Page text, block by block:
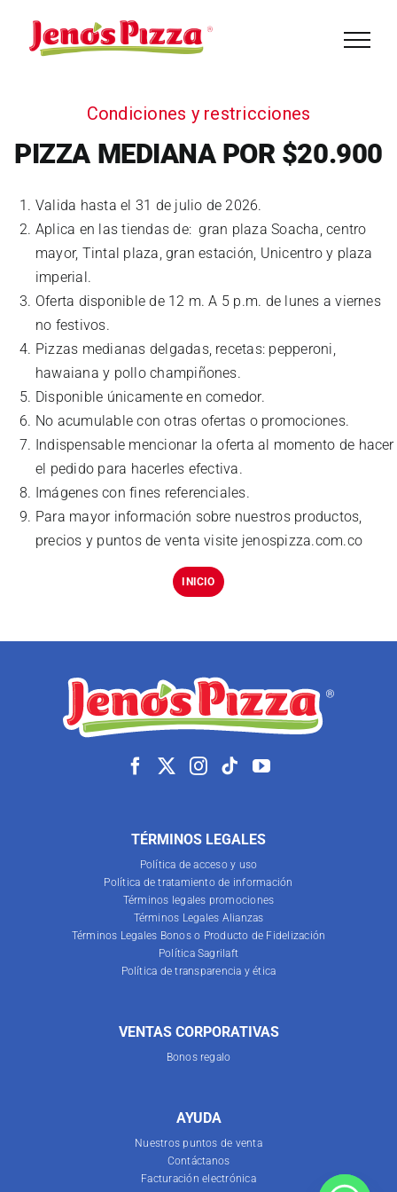
contenido
Condiciones y restricciones
PIZZA MEDIANA POR $20.900
Valida hasta el 31 de julio de 2026.
Aplica en las tiendas de: gran plaza Soacha, centro
mayor, Tintal plaza, gran estación, Unicentro y plaza
imperial.
Oferta disponible de 12 m. A 5 p.m. de lunes a viernes
no festivos.
Pizzas medianas delgadas, recetas: pepperoni,
hawaiana y pollo champiñones.
Disponible únicamente en comedor.
No acumulable con otras ofertas o promociones.
Indispensable mencionar la oferta al momento de hacer
el pedido para hacerles efectiva.
Imágenes con fines referenciales.
Para mayor información sobre nuestros productos,
precios y puntos de venta visite jenospizza.com.co
INICIO
TÉRMINOS LEGALES
Política de acceso y uso
Política de tratamiento de información
Términos legales promociones
Términos Legales Alianzas
Términos Legales Bonos o Producto de Fidelización
Política Sagrilaft
Política de transparencia y ética
VENTAS CORPORATIVAS
Bonos regalo
AYUDA
Nuestros puntos de venta
Contáctanos
Facturación electrónica